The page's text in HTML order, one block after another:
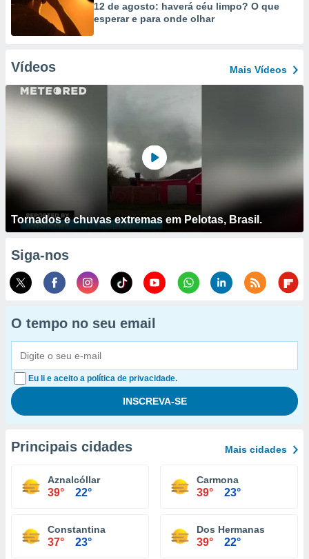
12 de agosto: haverá céu limpo? O que
esperar e para onde olhar
Vídeos Mais Vídeos
Tornados e chuvas extremas em Pelotas, Brasil.
Siga-nos
O tempo no seu email
Eu li e aceito a política de privacidade.
Principais cidades Mais cidades
Aznalcóllar
39° 22°
Carmona
39° 23°
Constantina
37° 23°
Dos Hermanas
39° 22°